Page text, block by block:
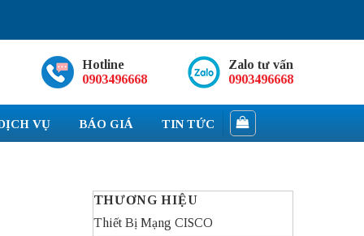
Hotline
0903496668
Zalo tư vấn
0903496668
VỤ BÁO GIÁ TIN TỨC
THƯƠNG HIỆU
Thiết Bị Mạng CISCO